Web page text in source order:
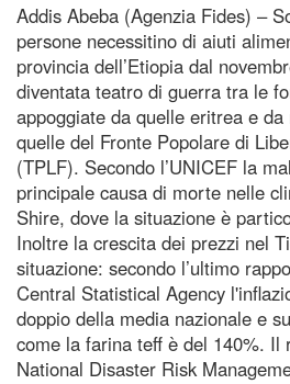
Addis Abeba (Agenzia Fides) –
persone necessitino di aiuti
provincia dell’Etiopia dal
diventata teatro di guerra tra le
appoggiate da quelle eritrea e
quelle del Fronte Popolare di
(TPLF). Secondo l’UNICEF la
principale causa di morte nelle
Shire, dove la situazione è
Inoltre la crescita dei prezzi nel
situazione: secondo l’ultimo
Central Statistical Agency
doppio della media nazionale e
come la farina teff è del 140%. Il
National Disaster Risk